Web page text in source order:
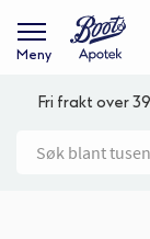
Meny
Fri frakt over